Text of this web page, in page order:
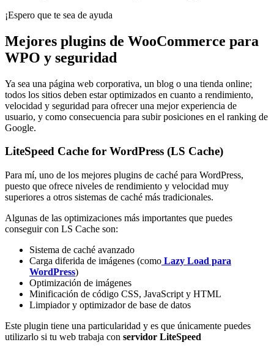
¡Espero que te sea de ayuda
Mejores plugins de WooCommerce para
WPO y seguridad
Ya sea una página web corporativa, un blog o una tienda online;
todos los sitios deben estar optimizados en cuanto a rendimiento,
velocidad y seguridad para ofrecer una mejor experiencia de
usuario, y como consecuencia para subir posiciones en el ranking de
Google.
LiteSpeed Cache for WordPress (LS Cache)
Para mí, uno de los mejores plugins de caché para WordPress,
puesto que ofrece niveles de rendimiento y velocidad muy
superiores a otros sistemas de caché más tradicionales.
Algunas de las optimizaciones más importantes que puedes
conseguir con LS Cache son:
Sistema de caché avanzado
Carga diferida de imágenes (como Lazy Load para
WordPress)
Optimización de imágenes
Minificación de código CSS, JavaScript y HTML
Limpiador y optimizador de base de datos
Este plugin tiene una particularidad y es que únicamente puedes
utilizarlo si tu web trabaja con servidor LiteSpeed